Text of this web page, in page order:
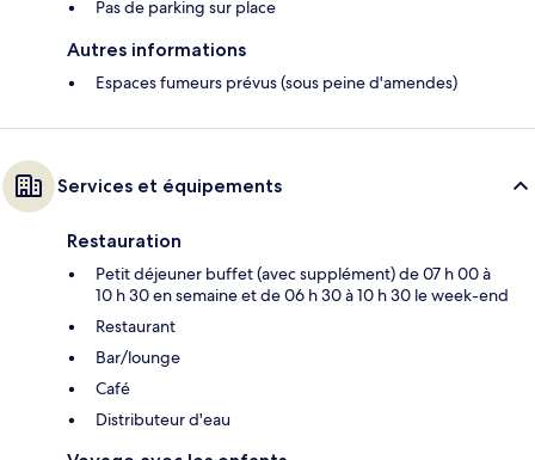
Pas de parking sur place
Autres informations
Espaces fumeurs prévus (sous peine d'amendes)
Services et équipements
Restauration
Petit déjeuner buffet (avec supplément) de 07 h 00 à
10 h 30 en semaine et de 06 h 30 à 10 h 30 le week-end
Restaurant
Bar/lounge
Café
Distributeur d'eau